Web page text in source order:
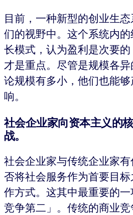
目前，一种新型的创业生
们的视野中。这个系统内
长模式，认为盈利是次要
才是重点。尽管是规模各
论规模有多小，他们也能
响。
社会企业家向资本主义的
战。
社会企业家与传统企业家
否将社会服务作为首要目
作方式。这其中最重要的一
竞争第二」。传统的商业